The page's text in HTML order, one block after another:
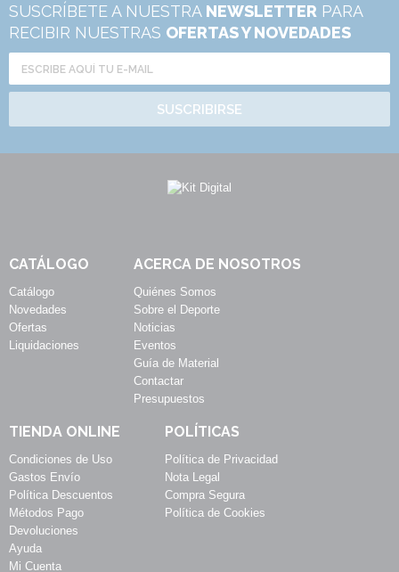
SUSCRÍBETE A NUESTRA NEWSLETTER PARA
RECIBIR NUESTRAS OFERTAS Y NOVEDADES
SUSCRIBIRSE
CATÁLOGO
Catálogo
Novedades
Ofertas
Liquidaciones
ACERCA DE NOSOTROS
Quiénes Somos
Sobre el Deporte
Noticias
Eventos
Guía de Material
Contactar
Presupuestos
TIENDA ONLINE
Condiciones de Uso
Gastos Envío
Política Descuentos
Métodos Pago
Devoluciones
Ayuda
Mi Cuenta
POLÍTICAS
Política de Privacidad
Nota Legal
Compra Segura
Política de Cookies